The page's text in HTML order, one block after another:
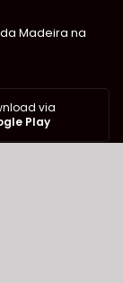
Madeira na
via
Play